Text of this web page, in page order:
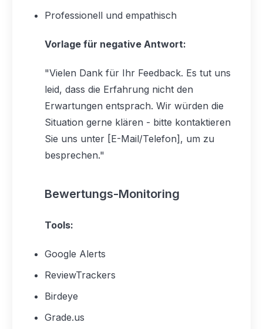
Professionell und empathisch
Vorlage für negative Antwort:
"Vielen Dank für Ihr Feedback. Es tut uns
leid, dass die Erfahrung nicht den
Erwartungen entsprach. Wir würden die
Situation gerne klären - bitte kontaktieren
Sie uns unter [E-Mail/Telefon], um zu
besprechen."
Bewertungs-Monitoring
Tools:
Google Alerts
ReviewTrackers
Birdeye
Grade.us